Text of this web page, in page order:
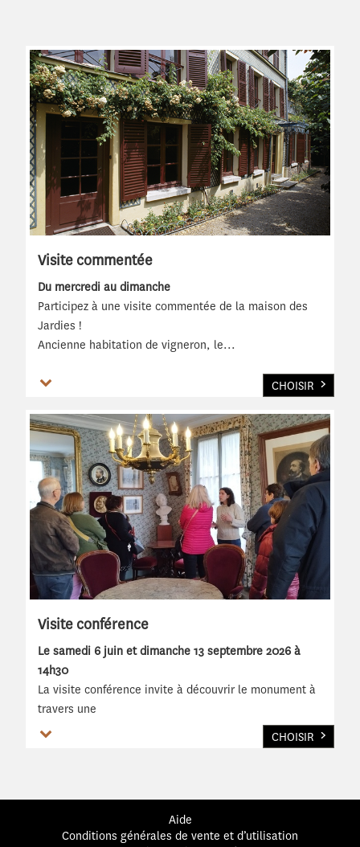
Visite commentée
Du mercredi au dimanche
Participez à une visite commentée de la maison des
Jardies !
Ancienne habitation de vigneron, le...
Voir plus
CHOISIR
Visite conférence
Le samedi 6 juin et dimanche 13 septembre 2026 à
14h30
La visite conférence invite à découvrir le monument à
travers une
Voir plus
CHOISIR
Aide
Conditions générales de vente et d’utilisation